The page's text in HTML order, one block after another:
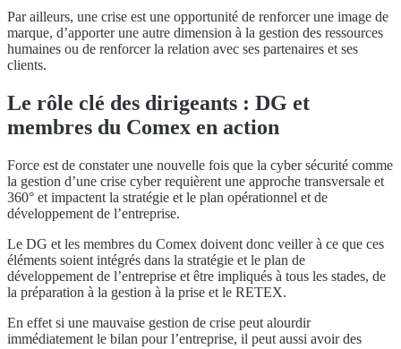
Par ailleurs, une crise est une opportunité de renforcer une image de
marque, d’apporter une autre dimension à la gestion des ressources
humaines ou de renforcer la relation avec ses partenaires et ses
clients.
Le rôle clé des dirigeants : DG et
membres du Comex en action
Force est de constater une nouvelle fois que la cyber sécurité comme
la gestion d’une crise cyber requièrent une approche transversale et
360° et impactent la stratégie et le plan opérationnel et de
développement de l’entreprise.
Le DG et les membres du Comex doivent donc veiller à ce que ces
éléments soient intégrés dans la stratégie et le plan de
développement de l’entreprise et être impliqués à tous les stades, de
la préparation à la gestion à la prise et le RETEX.
En effet si une mauvaise gestion de crise peut alourdir
immédiatement le bilan pour l’entreprise, il peut aussi avoir des